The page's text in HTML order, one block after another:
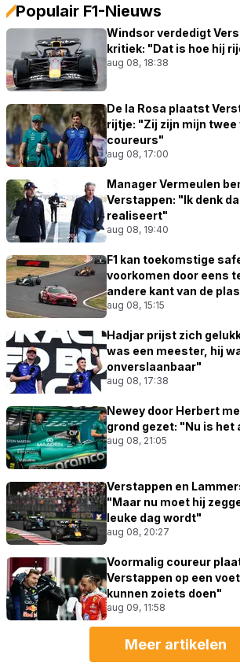
Populair F1-Nieuws
Windsor verdedigt
kritiek: "Dat is hoe hij
aug 08, 18:38
De la Rosa plaatst
rijtje: "Zij zijn mijn
coureurs"
aug 08, 17:00
Manager Vermeulen
Verstappen: "Ik denk
realiseert"
aug 08, 19:40
F1 kan toekomstige
voorkomen door eens
andere kant van de plas
aug 08, 15:15
Hadjar prijst zich
was een meester, hij
onverslaanbaar"
aug 08, 17:38
Newey door Herbert
grond gezet: "Nu is het
aug 08, 21:05
Verstappen en
"Maar nu moet hij
leuke dag wordt"
aug 08, 20:27
Voormalig coureur
Verstappen op een
kunnen zoiets doen"
aug 09, 11:58
Meer artikelen